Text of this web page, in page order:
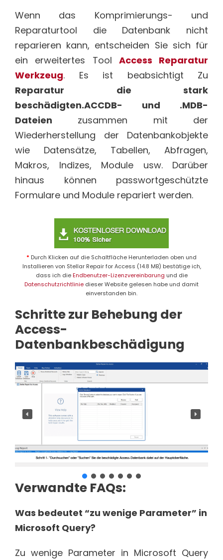
Wenn das Komprimierungs- und
Reparaturtool die Datenbank nicht
reparieren kann, entscheiden Sie sich für
ein erweitertes Tool Access Reparatur
Werkzeug. Es ist beabsichtigt Zu
Reparatur die stark
beschädigten.ACCDB- und .MDB-
Dateien zusammen mit der
Wiederherstellung der Datenbankobjekte
wie Datensätze, Tabellen, Abfragen,
Makros, Indizes, Module usw. Darüber
hinaus können passwortgeschützte
Formulare und Module repariert werden.
* Durch Klicken auf die Schaltfläche Herunterladen oben und
Installieren von Stellar Repair for Access (14.8 MB) bestätige ich,
dass ich dieEndbenutzer-Lizenzvereinbarung und die
Datenschutzrichtlinie dieser Website gelesen habe und damit
einverstanden bin.
Schritte zur Behebung der
Access-
Datenbankbeschädigung
Verwandte FAQs:
Was bedeutet “zu wenige Parameter” in
Microsoft Query?
Zu wenige Parameter in Microsoft Query